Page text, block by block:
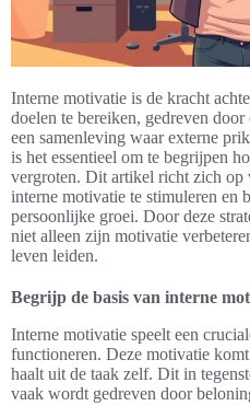
Interne motivatie is de kracht
doelen te bereiken, gedreven
een samenleving waar externe
is het essentieel om te begrijpen
vergroten. Dit artikel richt zich op
interne motivatie te stimuleren en
persoonlijke groei. Door deze
niet alleen zijn motivatie
leven leiden.
Begrijp de basis van interne
Interne motivatie speelt een
functioneren. Deze motivatie
haalt uit de taak zelf. Dit in
vaak wordt gedreven door